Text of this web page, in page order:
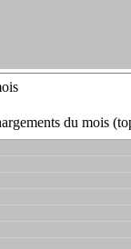
du mois